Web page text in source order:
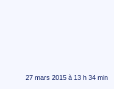
27 mars 2015 à 13 h 34 min